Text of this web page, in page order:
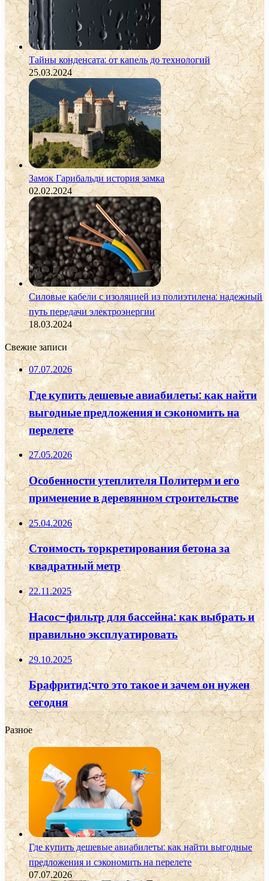
Тайны конденсата: от капель до технологий
25.03.2024
Замок Гарибальди история замка
02.02.2024
Силовые кабели с изоляцией из полиэтилена: надежный
путь передачи электроэнергии
18.03.2024
Свежие записи
07.07.2026
Где купить дешевые авиабилеты: как найти
выгодные предложения и сэкономить на
перелете
27.05.2026
Особенности утеплителя Политерм и его
применение в деревянном строительстве
25.04.2026
Стоимость торкретирования бетона за
квадратный метр
22.11.2025
Насос-фильтр для бассейна: как выбрать и
правильно эксплуатировать
29.10.2025
Брафритид:что это такое и зачем он нужен
сегодня
Разное
Где купить дешевые авиабилеты: как найти выгодные
предложения и сэкономить на перелете
07.07.2026